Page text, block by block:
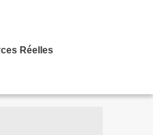
Réelles